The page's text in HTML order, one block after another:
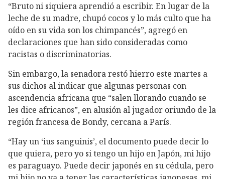
“Bruto ni siquiera aprendió a escribir. En lugar de la
leche de su madre, chupó cocos y lo más culto que ha
oído en su vida son los chimpancés”, agregó en
declaraciones que han sido consideradas como
racistas o discriminatorias.
Sin embargo, la senadora restó hierro este martes a
sus dichos al indicar que algunas personas con
ascendencia africana que “salen llorando cuando se
les dice africanos”, en alusión al jugador oriundo de la
región francesa de Bondy, cercana a París.
“Hay un ‘ius sanguinis’, el documento puede decir lo
que quiera, pero yo si tengo un hijo en Japón, mi hijo
es paraguayo. Puede decir japonés en su cédula, pero